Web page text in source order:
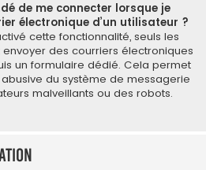
de me connecter lorsque je
électronique d’un utilisateur ?
cette fonctionnalité, seuls les
des courriers électroniques
un formulaire dédié. Cela permet
du système de messagerie
malveillants ou des robots.